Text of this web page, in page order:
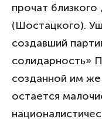
прочат
(Шостацкого).
создавший
солидарность»
созданной им
остается